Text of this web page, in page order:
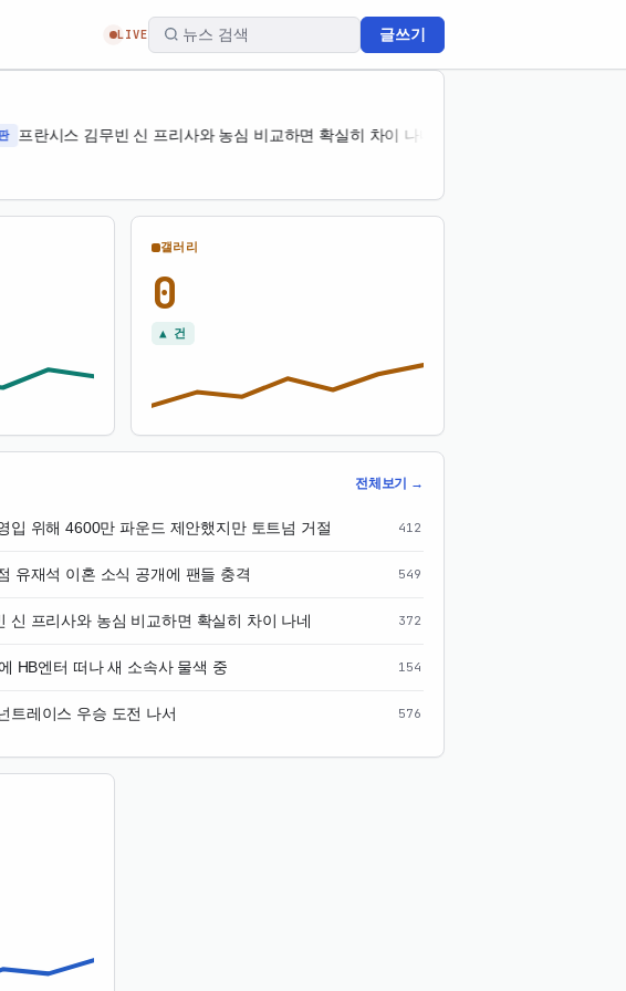
LIVE 글쓰기
프란시스 김무빈 신 프리사와 농심 비교하면 확실히 차이 나네
갤러리
0
▲ 건
전체보기 →
입 위해 4600만 파운드 제안했지만 토트넘 거절 412
유재석 이혼 소식 공개에 팬들 충격 549
신 프리사와 농심 비교하면 확실히 차이 나네 372
HB엔터 떠나 새 소속사 물색 중 154
트레이스 우승 도전 나서 576